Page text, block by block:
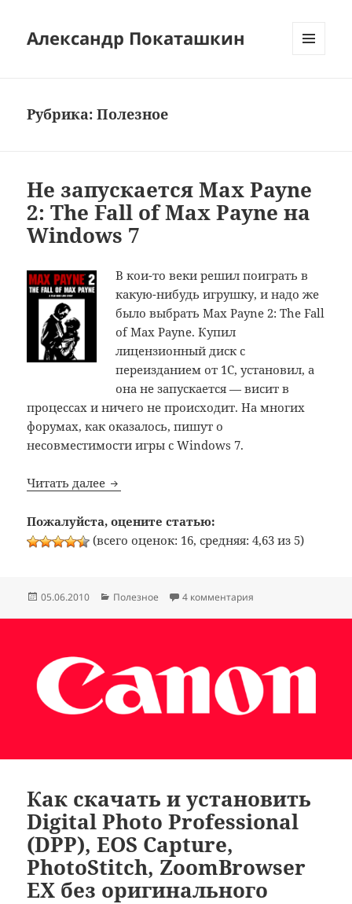
Александр Покаташкин
Рубрика:Полезное
Не запускается Max Payne
2: The Fall of Max Payne на
Windows 7
В кои-то веки решил поиграть в
какую-нибудь игрушку, и надо же
было выбрать Max Payne 2: The Fall
of Max Payne. Купил
лицензионный диск с
переизданием от 1С, установил, а
она не запускается — висит в
процессах и ничего не происходит. На многих
форумах, как оказалось, пишут о
несовместимости игры с Windows 7.
Читать далее Не запускается Max Payne 2: The Fall of
Пожалуйста, оцените статью:
(всего оценок: 16, средняя: 4,63 из 5)
Опубликовано
05.06.2010 Рубрики
Полезное 4 комментария
Как скачать и установить
Digital Photo Professional
(DPP), EOS Capture,
PhotoStitch, ZoomBrowser
EX без оригинального